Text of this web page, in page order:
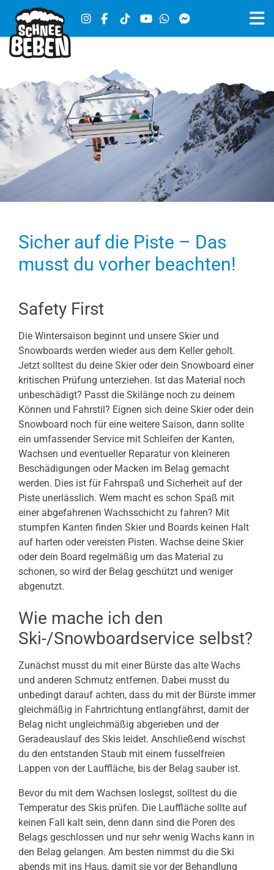
Sicher auf die Piste – Das
musst du vorher beachten!
Safety First
Die Wintersaison beginnt und unsere Skier und
Snowboards werden wieder aus dem Keller geholt.
Jetzt solltest du deine Skier oder dein Snowboard einer
kritischen Prüfung unterziehen. Ist das Material noch
unbeschädigt? Passt die Skilänge noch zu deinem
Können und Fahrstil? Eignen sich deine Skier oder dein
Snowboard noch für eine weitere Saison, dann sollte
ein umfassender Service mit Schleifen der Kanten,
Wachsen und eventueller Reparatur von kleineren
Beschädigungen oder Macken im Belag gemacht
werden. Dies ist für Fahrspaß und Sicherheit auf der
Piste unerlässlich. Wem macht es schon Spaß mit
einer abgefahrenen Wachsschicht zu fahren? Mit
stumpfen Kanten finden Skier und Boards keinen Halt
auf harten oder vereisten Pisten. Wachse deine Skier
oder dein Board regelmäßig um das Material zu
schonen, so wird der Belag geschützt und weniger
abgenutzt.
Wie mache ich den
Ski-/Snowboardservice selbst?
Zunächst musst du mit einer Bürste das alte Wachs
und anderen Schmutz entfernen. Dabei musst du
unbedingt darauf achten, dass du mit der Bürste immer
gleichmäßig in Fahrtrichtung entlangfährst, damit der
Belag nicht ungleichmäßig abgerieben und der
Geradeauslauf des Skis leidet. Anschließend wischst
du den entstanden Staub mit einem fusselfreien
Lappen von der Lauffläche, bis der Belag sauber ist.
Bevor du mit dem Wachsen loslegst, solltest du die
Temperatur des Skis prüfen. Die Lauffläche sollte auf
keinen Fall kalt sein, denn dann sind die Poren des
Belags geschlossen und nur sehr wenig Wachs kann in
den Belag gelangen. Am besten nimmst du die Ski
abends mit ins Haus, damit sie vor der Behandlung